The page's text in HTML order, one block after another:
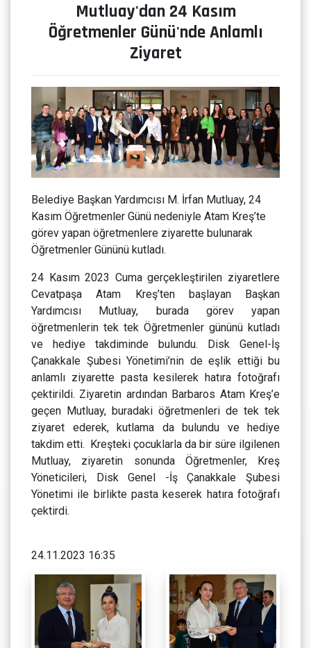
Mutluay'dan 24 Kasım
Öğretmenler Günü'nde Anlamlı
Ziyaret
Belediye Başkan Yardımcısı M. İrfan Mutluay, 24
Kasım Öğretmenler Günü nedeniyle Atam Kreş’te
görev yapan öğretmenlere ziyarette bulunarak
Öğretmenler Gününü kutladı.
24 Kasım 2023 Cuma gerçekleştirilen ziyaretlere
Cevatpaşa Atam Kreş’ten başlayan Başkan
Yardımcısı Mutluay, burada görev yapan
öğretmenlerin tek tek Öğretmenler gününü kutladı
ve hediye takdiminde bulundu. Disk Genel-İş
Çanakkale Şubesi Yönetimi’nin de eşlik ettiği bu
anlamlı ziyarette pasta kesilerek hatıra fotoğrafı
çektirildi. Ziyaretin ardından Barbaros Atam Kreş’e
geçen Mutluay, buradaki öğretmenleri de tek tek
ziyaret ederek, kutlama da bulundu ve hediye
takdim etti. Kreşteki çocuklarla da bir süre ilgilenen
Mutluay, ziyaretin sonunda Öğretmenler, Kreş
Yöneticileri, Disk Genel -İş Çanakkale Şubesi
Yönetimi ile birlikte pasta keserek hatıra fotoğrafı
çektirdi.
24.11.2023 16:35